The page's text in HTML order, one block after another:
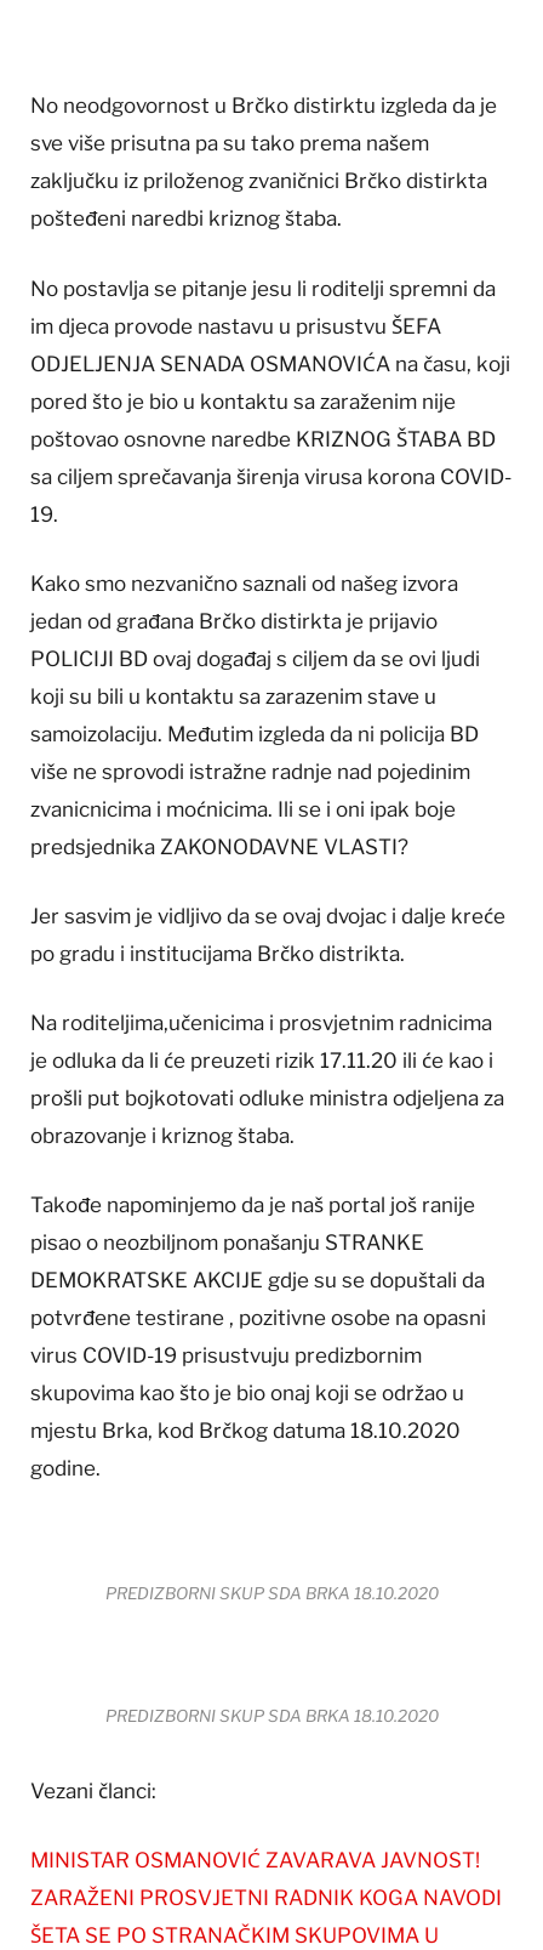
No neodgovornost u Brčko distirktu izgleda da je
sve više prisutna pa su tako prema našem
zaključku iz priloženog zvaničnici Brčko distirkta
pošteđeni naredbi kriznog štaba.
No postavlja se pitanje jesu li roditelji spremni da
im djeca provode nastavu u prisustvu ŠEFA
ODJELJENJA SENADA OSMANOVIĆA na času, koji
pored što je bio u kontaktu sa zaraženim nije
poštovao osnovne naredbe KRIZNOG ŠTABA BD
sa ciljem sprečavanja širenja virusa korona COVID-
19.
Kako smo nezvanično saznali od našeg izvora
jedan od građana Brčko distirkta je prijavio
POLICIJI BD ovaj događaj s ciljem da se ovi ljudi
koji su bili u kontaktu sa zarazenim stave u
samoizolaciju. Međutim izgleda da ni policija BD
više ne sprovodi istražne radnje nad pojedinim
zvanicnicima i moćnicima. Ili se i oni ipak boje
predsjednika ZAKONODAVNE VLASTI?
Jer sasvim je vidljivo da se ovaj dvojac i dalje kreće
po gradu i institucijama Brčko distrikta.
Na roditeljima,učenicima i prosvjetnim radnicima
je odluka da li će preuzeti rizik 17.11.20 ili će kao i
prošli put bojkotovati odluke ministra odjeljena za
obrazovanje i kriznog štaba.
Takođe napominjemo da je naš portal još ranije
pisao o neozbiljnom ponašanju STRANKE
DEMOKRATSKE AKCIJE gdje su se dopuštali da
potvrđene testirane , pozitivne osobe na opasni
virus COVID-19 prisustvuju predizbornim
skupovima kao što je bio onaj koji se održao u
mjestu Brka, kod Brčkog datuma 18.10.2020
godine.
PREDIZBORNI SKUP SDA BRKA 18.10.2020
PREDIZBORNI SKUP SDA BRKA 18.10.2020
Vezani članci:
MINISTAR OSMANOVIĆ ZAVARAVA JAVNOST!
ZARAŽENI PROSVJETNI RADNIK KOGA NAVODI
ŠETA SE PO STRANAČKIM SKUPOVIMA U